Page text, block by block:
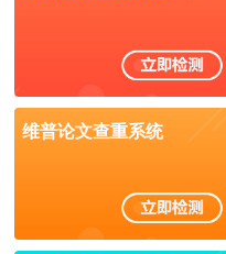
维普论文查重系统